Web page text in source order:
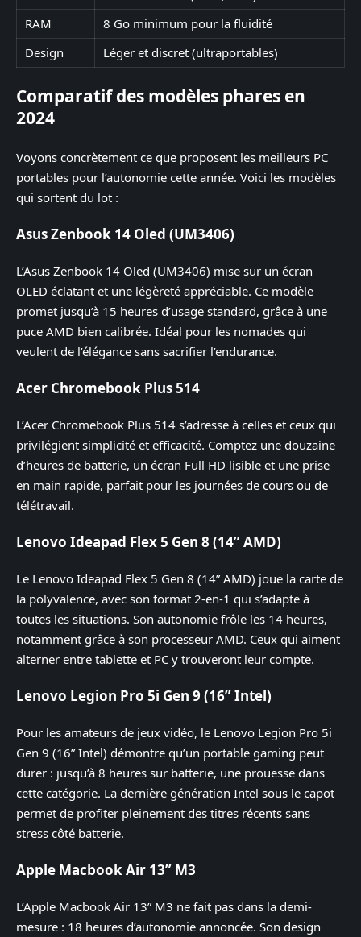
RAM
8 Go minimum pour la fluidité
Design
Léger et discret (ultraportables)
Comparatif des modèles phares en
2024
Voyons concrètement ce que proposent les meilleurs PC
portables pour l’autonomie cette année. Voici les modèles
qui sortent du lot :
Asus Zenbook 14 Oled (UM3406)
L’Asus Zenbook 14 Oled (UM3406) mise sur un écran
OLED éclatant et une légèreté appréciable. Ce modèle
promet jusqu’à 15 heures d’usage standard, grâce à une
puce AMD bien calibrée. Idéal pour les nomades qui
veulent de l’élégance sans sacrifier l’endurance.
Acer Chromebook Plus 514
L’Acer Chromebook Plus 514 s’adresse à celles et ceux qui
privilégient simplicité et efficacité. Comptez une douzaine
d’heures de batterie, un écran Full HD lisible et une prise
en main rapide, parfait pour les journées de cours ou de
télétravail.
Lenovo Ideapad Flex 5 Gen 8 (14” AMD)
Le Lenovo Ideapad Flex 5 Gen 8 (14” AMD) joue la carte de
la polyvalence, avec son format 2-en-1 qui s’adapte à
toutes les situations. Son autonomie frôle les 14 heures,
notamment grâce à son processeur AMD. Ceux qui aiment
alterner entre tablette et PC y trouveront leur compte.
Lenovo Legion Pro 5i Gen 9 (16” Intel)
Pour les amateurs de jeux vidéo, le Lenovo Legion Pro 5i
Gen 9 (16” Intel) démontre qu’un portable gaming peut
durer : jusqu’à 8 heures sur batterie, une prouesse dans
cette catégorie. La dernière génération Intel sous le capot
permet de profiter pleinement des titres récents sans
stress côté batterie.
Apple Macbook Air 13” M3
L’Apple Macbook Air 13” M3 ne fait pas dans la demi-
mesure : 18 heures d’autonomie annoncée. Son design